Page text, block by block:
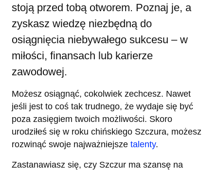
stoją przed tobą otworem. Poznaj je, a
zyskasz wiedzę niezbędną do
osiągnięcia niebywałego sukcesu – w
miłości, finansach lub karierze
zawodowej.
Możesz osiągnąć, cokolwiek zechcesz. Nawet
jeśli jest to coś tak trudnego, że wydaje się być
poza zasięgiem twoich możliwości. Skoro
urodziłeś się w roku chińskiego Szczura, możesz
rozwinąć swoje najważniejsze talenty.
Zastanawiasz się, czy Szczur ma szansę na